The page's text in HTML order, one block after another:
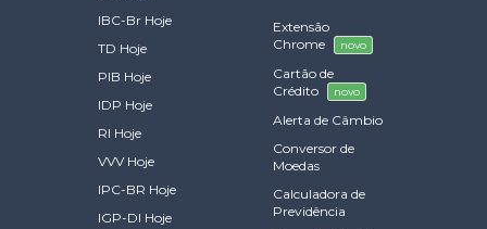
IBC-Br Hoje
TD Hoje
PIB Hoje
IDP Hoje
RI Hoje
VVV Hoje
IPC-BR Hoje
IGP-DI Hoje
Extensão
Chrome
novo
Cartão de
Crédito
novo
Alerta de Câmbio
Conversor de
Moedas
Calculadora de
Previdência